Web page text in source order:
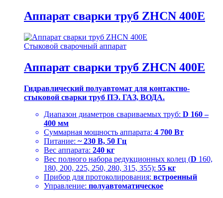
Аппарат сварки труб ZHCN 400Е
Стыковой сварочный аппарат
Аппарат сварки труб ZHCN 400Е
Гидравлический полуавтомат для контактно-
стыковой сварки труб ПЭ. ГАЗ, ВОДА.
Диапазон диаметров свариваемых труб: D 160 –
400 мм
Суммарная мощность аппарата: 4 700 Вт
Питание: ~ 230 В, 50 Гц
Вес аппарата: 240 кг
Вес полного набора редукционных колец (D 160,
180, 200, 225, 250, 280, 315, 355): 55 кг
Прибор для протоколирования: встроенный
Управление: полуавтоматическое